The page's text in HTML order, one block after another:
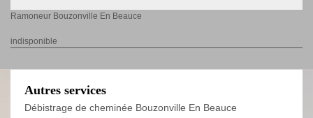
Ramoneur Bouzonville En Beauce
indisponible
Autres services
Débistrage de cheminée Bouzonville En Beauce